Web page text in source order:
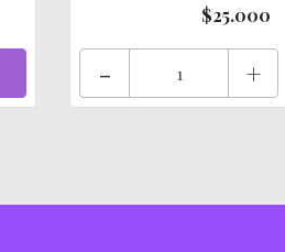
$25.000
- +